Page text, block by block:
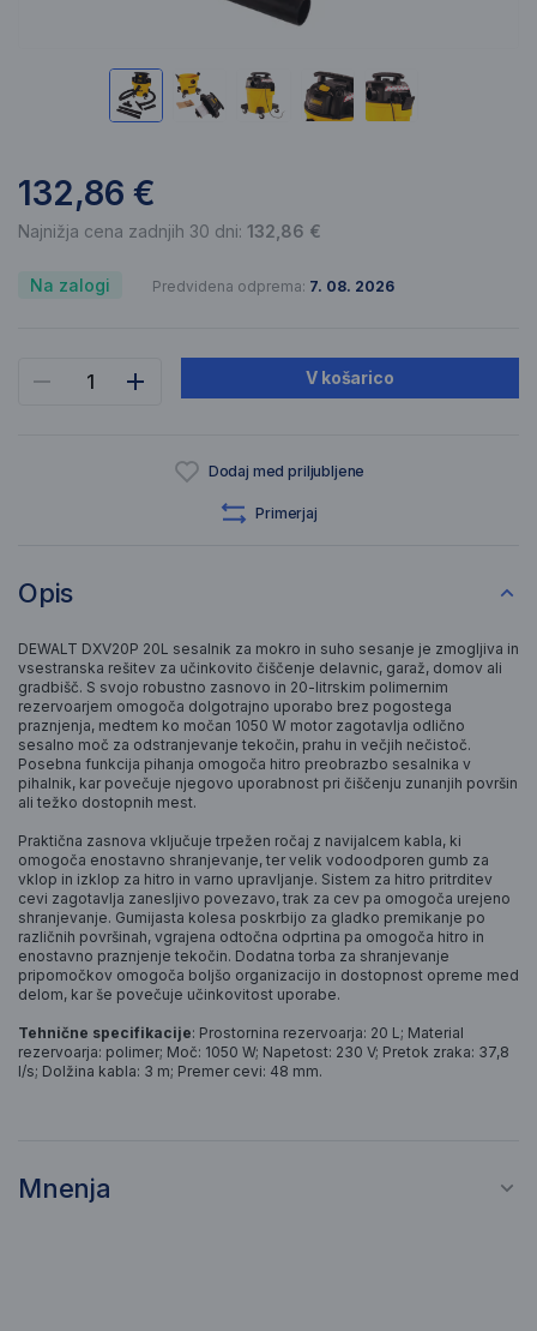
132,86 €
Najnižja cena zadnjih 30 dni: 132,86 €
Na zalogi Predvidena odprema: 7. 08. 2026
V košarico
Dodaj med priljubljene
Primerjaj
Opis
DEWALT DXV20P 20L sesalnik za mokro in suho sesanje je zmogljiva in
vsestranska rešitev za učinkovito čiščenje delavnic, garaž, domov ali
gradbišč. S svojo robustno zasnovo in 20-litrskim polimernim
rezervoarjem omogoča dolgotrajno uporabo brez pogostega
praznjenja, medtem ko močan 1050 W motor zagotavlja odlično
sesalno moč za odstranjevanje tekočin, prahu in večjih nečistoč.
Posebna funkcija pihanja omogoča hitro preobrazbo sesalnika v
pihalnik, kar povečuje njegovo uporabnost pri čiščenju zunanjih površin
ali težko dostopnih mest.
Praktična zasnova vključuje trpežen ročaj z navijalcem kabla, ki
omogoča enostavno shranjevanje, ter velik vodoodporen gumb za
vklop in izklop za hitro in varno upravljanje. Sistem za hitro pritrditev
cevi zagotavlja zanesljivo povezavo, trak za cev pa omogoča urejeno
shranjevanje. Gumijasta kolesa poskrbijo za gladko premikanje po
različnih površinah, vgrajena odtočna odprtina pa omogoča hitro in
enostavno praznjenje tekočin. Dodatna torba za shranjevanje
pripomočkov omogoča boljšo organizacijo in dostopnost opreme med
delom, kar še povečuje učinkovitost uporabe.
Tehnične specifikacije: Prostornina rezervoarja: 20 L; Material
rezervoarja: polimer; Moč: 1050 W; Napetost: 230 V; Pretok zraka: 37,8
l/s; Dolžina kabla: 3 m; Premer cevi: 48 mm.
Mnenja